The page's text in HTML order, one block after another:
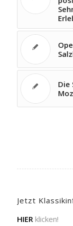
Die
Jetzt
HIER klicken!